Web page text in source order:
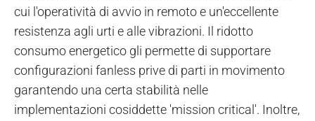
cui l'operatività di avvio in remoto e un'eccellente
resistenza agli urti e alle vibrazioni. Il ridotto
consumo energetico gli permette di supportare
configurazioni fanless prive di parti in movimento
garantendo una certa stabilità nelle
implementazioni cosiddette 'mission critical'. Inoltre,